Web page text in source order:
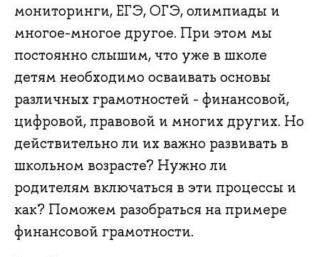
мониторинги, ЕГЭ, ОГЭ, олимпиады и
многое-многое другое. При этом мы
постоянно слышим, что уже в школе
детям необходимо осваивать основы
различных грамотностей - финансовой,
цифровой, правовой и многих других. Но
действительно ли их важно развивать в
школьном возрасте? Нужно ли
родителям включаться в эти процессы и
как? Поможем разобраться на примере
финансовой грамотности.